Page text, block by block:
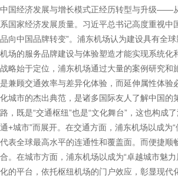
中国经济发展与增长模式正经历转型与升级——
系国家经济发展质量。习近平总书记高度重视
品向中国品牌转变”。浦东机场认为建设具有全
机场的服务品牌建设与体验塑造才能实现系统化
战略始于定位，浦东机场通过大量的案例研究和
是兼顾交通效率与差异化体验，而延伸属性体验
化城市的杰出典范，是诸多国际友人了解中国的
路，既是“交通枢纽”也是“文化舞台”，这也构
通+城市”而展开。在交通方面，浦东机场以成
代表全球最高水平的连通性和覆盖面。而便捷
合。在城市方面，浦东机场以成为“卓越城市魅
化的平台，依托枢纽机场的门户效应，彰显现